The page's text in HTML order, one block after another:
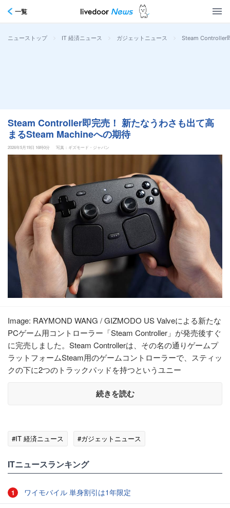
一覧
ニューストップ > IT 経済ニュース > ガジェットニュース > Steam Controller
Steam Controller即完売！ 新たなうわさも出て高
まるSteam Machineへの期待
2026年5月19日 16時0分 写真：ギズモード・ジャパン
Image: RAYMOND WANG / GIZMODO US Valveによる新たな
PCゲーム用コントローラー「Steam Controller」が発売後すぐ
に完売しました。Steam Controllerは、その名の通りゲームプ
ラットフォームSteam用のゲームコントローラーで、スティッ
クの下に2つのトラックパッドを持つというユニー
続きを読む
#IT 経済ニュース #ガジェットニュース
ITニュースランキング
1 ワイモバイル 単身割引は1年限定